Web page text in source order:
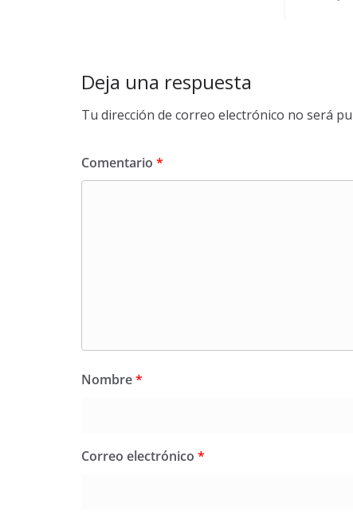
Deja una respuesta
Tu dirección de correo electrónico no será
Comentario *
Nombre*
Correo electrónico *